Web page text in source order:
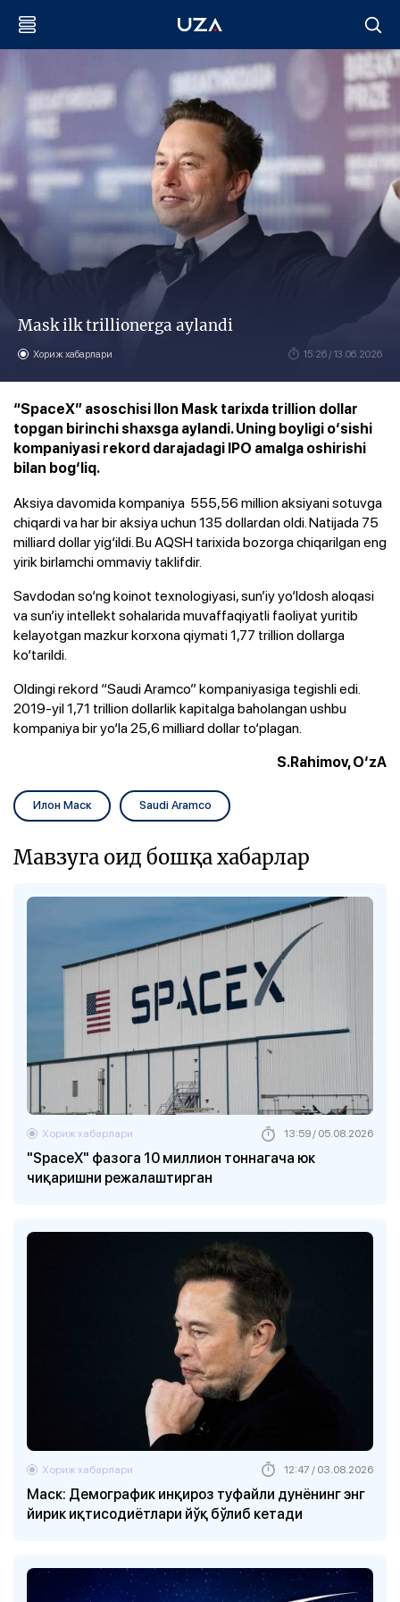
Mask ilk trillionerga aylandi
Хориж хабарлари 15:26 / 13.06.2026
“SpaceX” asoschisi Ilon Mask tarixda trillion dollar
topgan birinchi shaxsga aylandi. Uning boyligi o‘sishi
kompaniyasi rekord darajadagi IPO amalga oshirishi
bilan bog‘liq.
Aksiya davomida kompaniya 555,56 million aksiyani sotuvga
chiqardi va har bir aksiya uchun 135 dollardan oldi. Natijada 75
milliard dollar yig‘ildi. Bu AQSH tarixida bozorga chiqarilgan eng
yirik birlamchi ommaviy taklifdir.
Savdodan so‘ng koinot texnologiyasi,sun’iyyo‘ldosh aloqasi
va sun’iy intellekt sohalarida muvaffaqiyatli faoliyat yuritib
kelayotgan mazkur korxona qiymati 1,77 trillion dollarga
ko‘tarildi.
Oldingi rekord “Saudi Aramco” kompaniyasiga tegishli edi.
2019-yil 1,71 trillion dollarlik kapitalga baholangan ushbu
kompaniya bir yo‘la 25,6 milliard dollar to‘plagan.
S.Rahimov, O‘zA
Илон Маск Saudi Aramco
Мавзуга оид бошқа хабарлар
"SpaceX" фазога 10 миллион тоннагача юк
чиқаришни режалаштирган
Хориж хабарлари 13:59 / 05.08.2026
Маск: Демографик инқироз туфайли дунёнинг энг
йирик иқтисодиётлари йўқ бўлиб кетади
Хориж хабарлари 12:47 / 03.08.2026